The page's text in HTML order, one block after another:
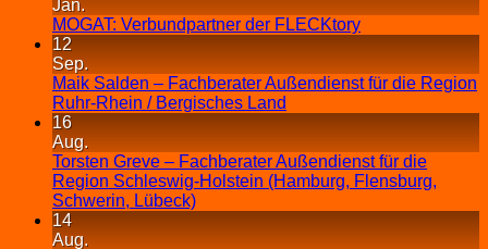
Jan.
MOGAT: Verbundpartner der FLECKtory
12
Sep.
Maik Salden – Fachberater Außendienst für die Region
Ruhr-Rhein / Bergisches Land
16
Aug.
Torsten Greve – Fachberater Außendienst für die
Region Schleswig-Holstein (Hamburg, Flensburg,
Schwerin, Lübeck)
14
Aug.